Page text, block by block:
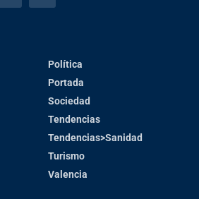
Política
Portada
Sociedad
Tendencias
Tendencias>Sanidad
Turismo
Valencia